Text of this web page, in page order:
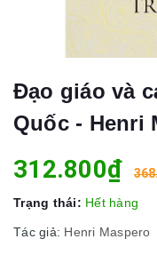
Đạo giáo và
Quốc - Henri
312.800₫
Trạng thái: Hết hàng
Tác giả: Henri Maspero